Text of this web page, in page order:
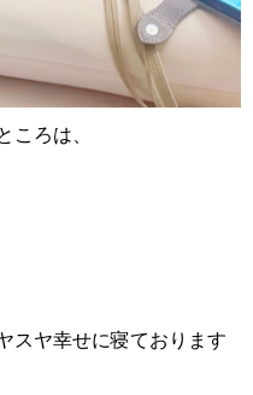
ろは、
スヤ幸せに寝ております